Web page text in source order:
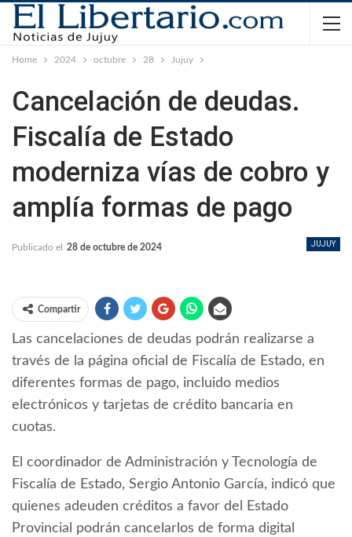
Home 2024 octubre 28 Jujuy
Cancelación de deudas.
Fiscalía de Estado
moderniza vías de cobro y
amplía formas de pago
JUJUY
Publicado el 28 de octubre de 2024
Compartir
Las cancelaciones de deudas podrán realizarse a
través de la página oficial de Fiscalía de Estado, en
diferentes formas de pago, incluido medios
electrónicos y tarjetas de crédito bancaria en
cuotas.
El coordinador de Administración y Tecnología de
Fiscalía de Estado, Sergio Antonio García, indicó que
quienes adeuden créditos a favor del Estado
Provincial podrán cancelarlos de forma digital